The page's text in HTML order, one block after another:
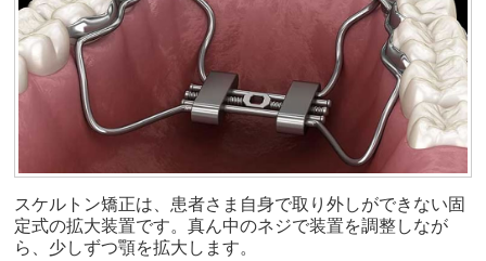
スケルトン矯正は、患者さま自身で取り外しができない固
定式の拡大装置です。真ん中のネジで装置を調整しなが
ら、少しずつ顎を拡大します。